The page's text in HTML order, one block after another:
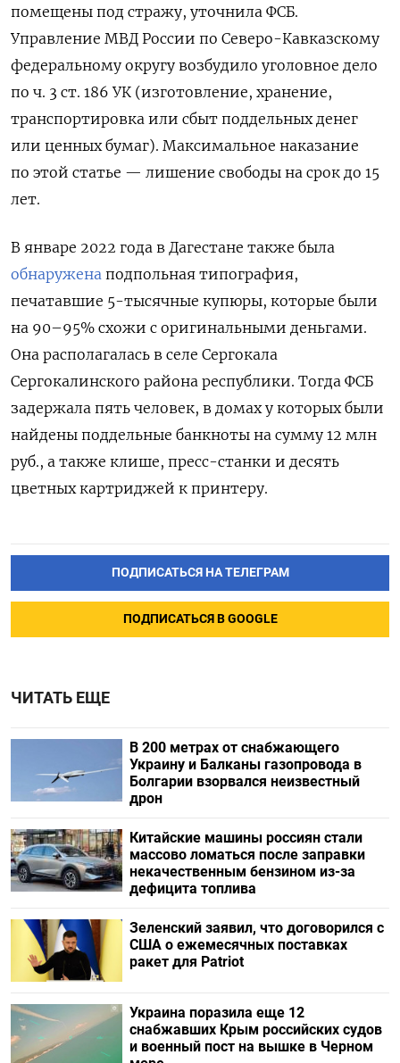
помещены под стражу, уточнила ФСБ.
Управление МВД России по Северо-Кавказскому
федеральному округу возбудило уголовное дело
по ч. 3 ст. 186 УК (изготовление, хранение,
транспортировка или сбыт поддельных денег
или ценных бумаг). Максимальное наказание
по этой статье — лишение свободы на срок до 15
лет.
В январе 2022 года в Дагестане также была
обнаружена подпольная типография,
печатавшие 5-тысячные купюры, которые были
на 90–95% схожи с оригинальными деньгами.
Она располагалась в селе Сергокала
Сергокалинского района республики. Тогда ФСБ
задержала пять человек, в домах у которых были
найдены поддельные банкноты на сумму 12 млн
руб., а также клише, пресс-станки и десять
цветных картриджей к принтеру.
ПОДПИСАТЬСЯ НА ТЕЛЕГРАМ
ПОДПИСАТЬСЯ В GOOGLE
ЧИТАТЬ ЕЩЕ
В 200 метрах от снабжающего
Украину и Балканы газопровода в
Болгарии взорвался неизвестный
дрон
Китайские машины россиян стали
массово ломаться после заправки
некачественным бензином из-за
дефицита топлива
Зеленский заявил, что договорился с
США о ежемесячных поставках
ракет для Patriot
Украина поразила еще 12
снабжавших Крым российских судов
и военный пост на вышке в Черном